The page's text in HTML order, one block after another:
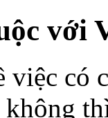
với
việc có